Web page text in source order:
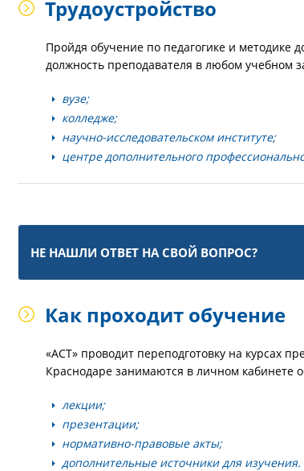
Трудоустройство
Пройдя обучение по педагогике и методике
должность преподавателя в любом учебном
вузе;
колледже;
научно-исследовательском институте;
центре дополнительного
НЕ НАШЛИ ОТВЕТ НА СВОЙ ВОПРОС?
Как проходит обучение
«АСТ» проводит переподготовку на курсах
Краснодаре занимаются в личном кабинете
лекции;
презентации;
нормативно-правовые акты;
дополнительные источники для изучения.